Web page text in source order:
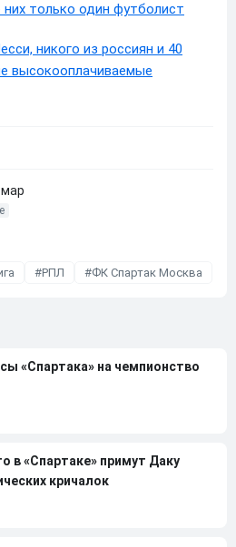
только один футболист
никого из россиян и 40
высокооплачиваемые
РПЛ ФК Спартак Москва
«Спартака» на чемпионство
в «Спартаке» примут Даку
кричалок